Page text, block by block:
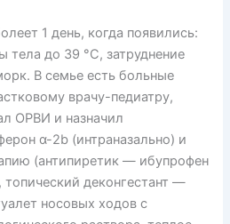
1 день, когда появились:
тела до 39 °С, затруднение
В семье есть больные
врачу-педиатру,
ОРВИ и назначил
α-2b (интраназально) и
(антипиретик — ибупрофен
топический деконгестант —
носовых ходов с